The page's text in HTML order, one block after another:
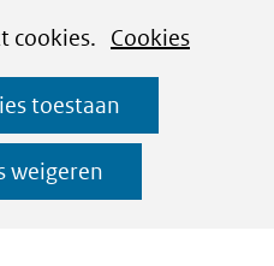
cookies. Cookies
toestaan
weigeren
Ga
naar
de
inhoud